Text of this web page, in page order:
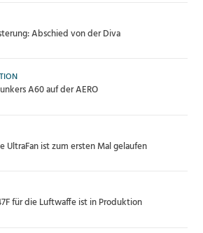
Abschied von der Diva
A60 auf der AERO
UltraFan ist zum ersten Mal gelaufen
für die Luftwaffe ist in Produktion